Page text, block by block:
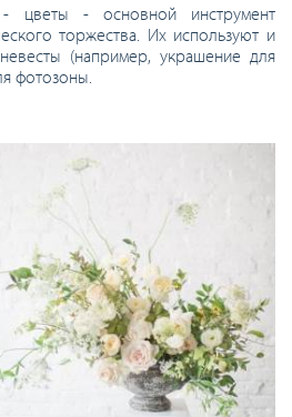
- цветы - основной инструмент
торжества. Их используют и
(например, украшение для
фотозоны.